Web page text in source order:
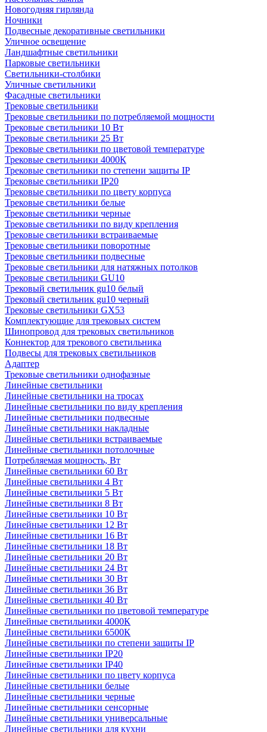
Новогодняя гирлянда
Ночники
Подвесные декоративные светильники
Уличное освещение
Ландшафтные светильники
Парковые светильники
Светильники-столбики
Уличные светильники
Фасадные светильники
Трековые светильники
Трековые светильники по потребляемой мощности
Трековые светильники 10 Вт
Трековые светильники 25 Вт
Трековые светильники по цветовой температуре
Трековые светильники 4000К
Трековые светильники по степени защиты IP
Трековые светильники IP20
Трековые светильники по цвету корпуса
Трековые светильники белые
Трековые светильники черные
Трековые светильники по виду крепления
Трековые светильники встраиваемые
Трековые светильники поворотные
Трековые светильники подвесные
Трековые светильники для натяжных потолков
Трековые светильники GU10
Трековый светильник gu10 белый
Трековый светильник gu10 черный
Трековые светильники GX53
Комплектующие для трековых систем
Шинопровод для трековых светильников
Коннектор для трекового светильника
Подвесы для трековых светильников
Адаптер
Трековые светильники однофазные
Линейные светильники
Линейные светильники на тросах
Линейные светильники по виду крепления
Линейные светильники подвесные
Линейные светильники накладные
Линейные светильники встраиваемые
Линейные светильники потолочные
Потребляемая мощность, Вт
Линейные светильники 60 Вт
Линейные светильники 4 Вт
Линейные светильники 5 Вт
Линейные светильники 8 Вт
Линейные светильники 10 Вт
Линейные светильники 12 Вт
Линейные светильники 16 Вт
Линейные светильники 18 Вт
Линейные светильники 20 Вт
Линейные светильники 24 Вт
Линейные светильники 30 Вт
Линейные светильники 36 Вт
Линейные светильники 40 Вт
Линейные светильники по цветовой температуре
Линейные светильники 4000К
Линейные светильники 6500К
Линейные светильники по степени защиты IP
Линейные светильники IP20
Линейные светильники IP40
Линейные светильники по цвету корпуса
Линейные светильники белые
Линейные светильники черные
Линейные светильники сенсорные
Линейные светильники универсальные
Линейные светильники для кухни